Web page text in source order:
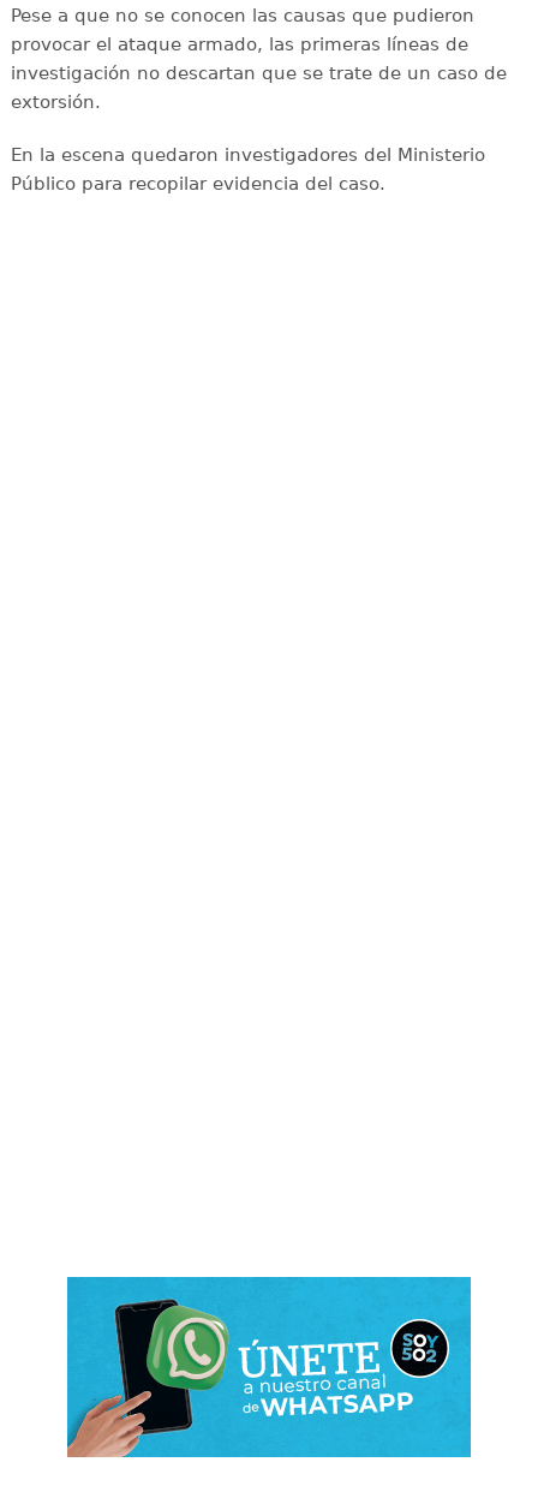
Pese a que no se conocen las causas que pudieron
provocar el ataque armado, las primeras líneas de
investigación no descartan que se trate de un caso de
extorsión.
En la escena quedaron investigadores del Ministerio
Público para recopilar evidencia del caso.